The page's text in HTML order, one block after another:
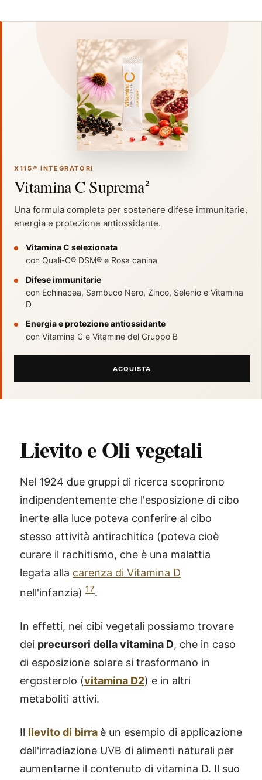
X115® INTEGRATORI
Vitamina C Suprema2
Una formula completa per sostenere difese immunitarie,
energia e protezione antiossidante.
Vitamina C selezionata
con Quali-C® DSM® e Rosa canina
Difese immunitarie
con Echinacea, Sambuco Nero, Zinco, Selenio e Vitamina
D
Energia e protezione antiossidante
con Vitamina C e Vitamine del Gruppo B
ACQUISTA
Lievito e Oli vegetali
Nel 1924 due gruppi di ricerca scoprirono
indipendentemente che l'esposizione di cibo
inerte alla luce poteva conferire al cibo
stesso attività antirachitica (poteva cioè
curare il rachitismo, che è una malattia
legata alla carenza di Vitamina D
nell'infanzia) 17.
In effetti, nei cibi vegetali possiamo trovare
dei precursori della vitamina D, che in caso
di esposizione solare si trasformano in
ergosterolo (vitamina D2) e in altri
metaboliti attivi.
Il lievito di birra è un esempio di applicazione
dell'irradiazione UVB di alimenti naturali per
aumentarne il contenuto di vitamina D. Il suo